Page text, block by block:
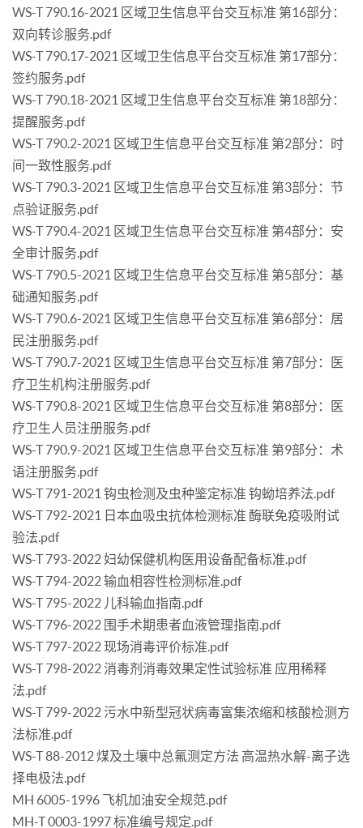
WS-T 790.16-2021 区域卫生信息平台交互标准 第16部分：
双向转诊服务.pdf
WS-T 790.17-2021 区域卫生信息平台交互标准 第17部分：
签约服务.pdf
WS-T 790.18-2021 区域卫生信息平台交互标准 第18部分：
提醒服务.pdf
WS-T 790.2-2021 区域卫生信息平台交互标准 第2部分：时
间一致性服务.pdf
WS-T 790.3-2021 区域卫生信息平台交互标准 第3部分：节
点验证服务.pdf
WS-T 790.4-2021 区域卫生信息平台交互标准 第4部分：安
全审计服务.pdf
WS-T 790.5-2021 区域卫生信息平台交互标准 第5部分：基
础通知服务.pdf
WS-T 790.6-2021 区域卫生信息平台交互标准 第6部分：居
民注册服务.pdf
WS-T 790.7-2021 区域卫生信息平台交互标准 第7部分：医
疗卫生机构注册服务.pdf
WS-T 790.8-2021 区域卫生信息平台交互标准 第8部分：医
疗卫生人员注册服务.pdf
WS-T 790.9-2021 区域卫生信息平台交互标准 第9部分：术
语注册服务.pdf
WS-T 791-2021 钩虫检测及虫种鉴定标准 钩蚴培养法.pdf
WS-T 792-2021 日本血吸虫抗体检测标准 酶联免疫吸附试
验法.pdf
WS-T 793-2022 妇幼保健机构医用设备配备标准.pdf
WS-T 794-2022 输血相容性检测标准.pdf
WS-T 795-2022 儿科输血指南.pdf
WS-T 796-2022 围手术期患者血液管理指南.pdf
WS-T 797-2022 现场消毒评价标准.pdf
WS-T 798-2022 消毒剂消毒效果定性试验标准 应用稀释
法.pdf
WS-T 799-2022 污水中新型冠状病毒富集浓缩和核酸检测方
法标准.pdf
WS-T 88-2012 煤及土壤中总氟测定方法 高温热水解-离子选
择电极法.pdf
MH 6005-1996 飞机加油安全规范.pdf
MH-T 0003-1997 标准编号规定.pdf